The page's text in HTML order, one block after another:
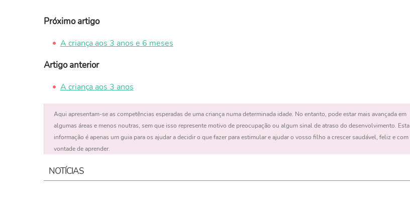
Próximo artigo
A criança aos 3 anos e 6 meses
Artigo anterior
A criança aos 3 anos
Aqui apresentam-se as competências esperadas de uma criança numa determinada idade. No entanto, pode estar mais avançada em
algumas áreas e menos noutras, sem que isso represente motivo de preocupação ou algum sinal de atraso do desenvolvimento. Esta
informação é apenas um guia para os ajudar a decidir o que fazer para estimular e ajudar o vosso filho a crescer saudável, feliz e com
vontade de aprender.
NOTÍCIAS